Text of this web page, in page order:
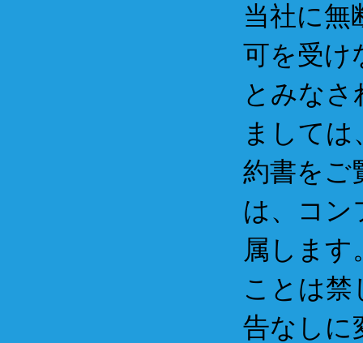
当社に無
可を受け
とみなさ
まして
約書をご
は、コン
属します
ことは禁
告なしに